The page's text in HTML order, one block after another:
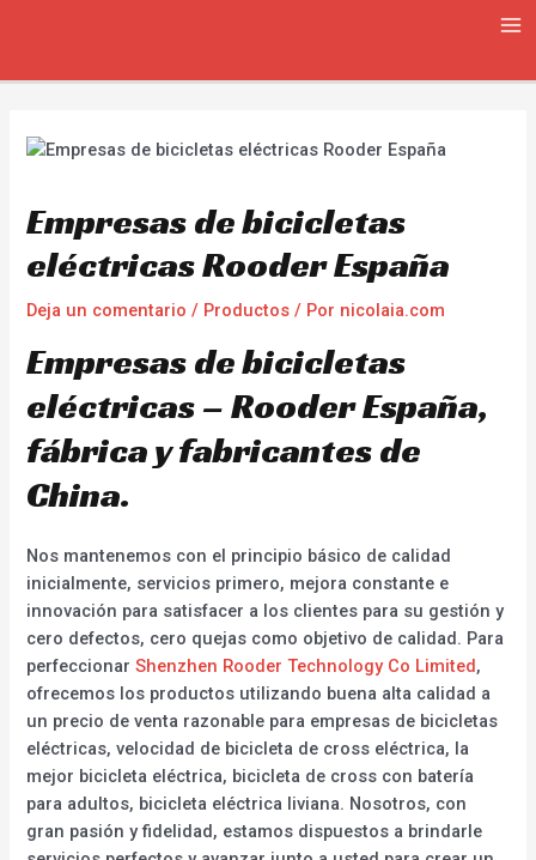
Empresas de bicicletas
eléctricas Rooder España
Deja un comentario / Productos / Por nicolaia.com
Empresas de bicicletas
eléctricas – Rooder España,
fábrica y fabricantes de
China.
Nos mantenemos con el principio básico de calidad
inicialmente, servicios primero, mejora constante e
innovación para satisfacer a los clientes para su gestión y
cero defectos, cero quejas como objetivo de calidad. Para
perfeccionarShenzhen Rooder Technology Co Limited,
ofrecemos los productos utilizando buena alta calidad a
un precio de venta razonable para empresas de bicicletas
eléctricas, velocidad de bicicleta de cross eléctrica, la
mejor bicicleta eléctrica, bicicleta de cross con batería
para adultos, bicicleta eléctrica liviana. Nosotros, con
gran pasión y fidelidad, estamos dispuestos a brindarle